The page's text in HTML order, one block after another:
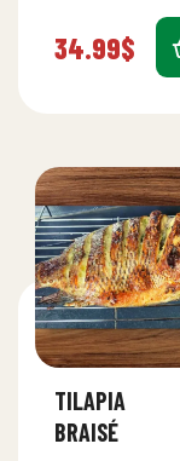
34.99$
TILAPIA
BRAISÉ